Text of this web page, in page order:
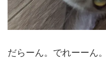
だらーん。でれーーん。